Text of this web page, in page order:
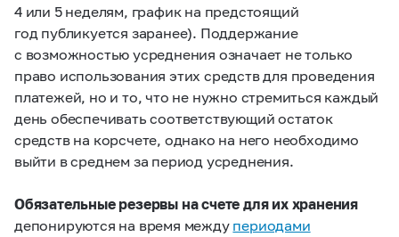
4 или 5 неделям, график на предстоящий
год публикуется заранее). Поддержание
с возможностью усреднения означает не только
право использования этих средств для проведения
платежей, но и то, что не нужно стремиться каждый
день обеспечивать соответствующий остаток
средств на корсчете, однако на него необходимо
выйти в среднем за период усреднения.
Обязательные резервы на счетедля их хранения
депонируются на время между периодами